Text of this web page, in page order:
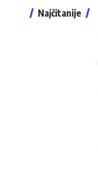
Najčitanije